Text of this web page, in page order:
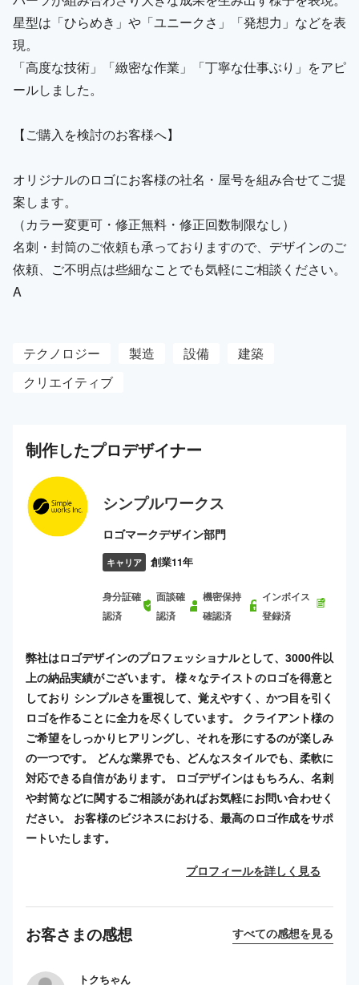
星型は「ひらめき」や「ユニークさ」「発想力」などを表
現。
「高度な技術」「緻密な作業」「丁寧な仕事ぶり」をアピ
ールしました。
【ご購入を検討のお客様へ】
オリジナルのロゴにお客様の社名・屋号を組み合せてご提
案します。
（カラー変更可・修正無料・修正回数制限なし）
名刺・封筒のご依頼も承っておりますので、デザインのご
依頼、ご不明点は些細なことでも気軽にご相談ください。
A
テクノロジー 製造 設備
建築
クリエイティブ
制作したプロデザイナー
シンプルワークス
ロゴマークデザイン部門
キャリア 創業11年
身分証確
認済
面談確
認済
機密保持
確認済
インボイス
登録済
弊社はロゴデザインのプロフェッショナルとして、3000件以
上の納品実績がございます。 様々なテイストのロゴを得意と
しており シンプルさを重視して、覚えやすく、かつ目を引く
ロゴを作ることに全力を尽くしています。 クライアント様の
ご希望をしっかりヒアリングし、それを形にするのが楽しみ
の一つです。 どんな業界でも、どんなスタイルでも、柔軟に
対応できる自信があります。 ロゴデザインはもちろん、名刺
や封筒などに関するご相談があればお気軽にお問い合わせく
ださい。 お客様のビジネスにおける、最高のロゴ作成をサポ
ートいたします。
プロフィールを詳しく見る
お客さまの感想 すべての感想を見る
トクちゃん